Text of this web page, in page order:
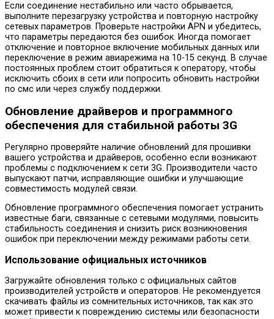
Если соединение нестабильно или часто обрывается,
выполните перезагрузку устройства и повторную настройку
сетевых параметров. Проверьте настройки APN и убедитесь,
что параметры передаются без ошибок. Иногда помогает
отключение и повторное включение мобильных данных или
переключение в режим авиарежима на 10-15 секунд. В случае
постоянных проблем стоит обратиться к оператору, чтобы
исключить сбоих в сети или попросить обновить настройки
по смс или через службу поддержки.
Обновление драйверов и программного
обеспечения для стабильной работы 3G
Регулярно проверяйте наличие обновлений для прошивки
вашего устройства и драйверов, особенно если возникают
проблемы с подключением к сети 3G. Производители часто
выпускают патчи, исправляющие ошибки и улучшающие
совместимость модулей связи.
Обновление программного обеспечения помогает устранить
известные баги, связанные с сетевыми модулями, повысить
стабильность соединения и снизить риск возникновения
ошибок при переключении между режимами работы сети.
Использование официальных источников
Загружайте обновления только с официальных сайтов
производителей устройств и операторов. Не рекомендуется
скачивать файлы из сомнительных источников, так как это
может привести к повреждению системы или безопасности